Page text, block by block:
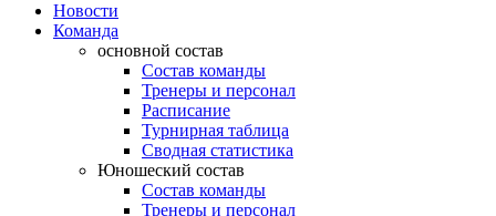
Новости
Команда
основной состав
Состав команды
Тренеры и персонал
Расписание
Турнирная таблица
Сводная статистика
Юношеский состав
Состав команды
Тренеры и персонал